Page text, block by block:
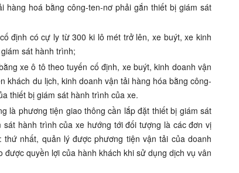
hoá bằng công-ten-nơ phải gắn thiết bị giám sát
định có cự ly từ 300 ki lô mét trở lên, xe buýt, xe kinh
sát hành trình;
xe ô tô theo tuyến cố định, xe buýt, kinh doanh vận
khách du lịch, kinh doanh vận tải hàng hóa bằng công-
thiết bị giám sát hành trình của xe.
là phương tiện giao thông cần lắp đặt thiết bị giám sát
hành trình của xe hướng tới đối tượng là các đơn vị
nhất, quản lý được phương tiện vận tải của doanh
quyền lợi của hành khách khi sử dụng dịch vụ vân